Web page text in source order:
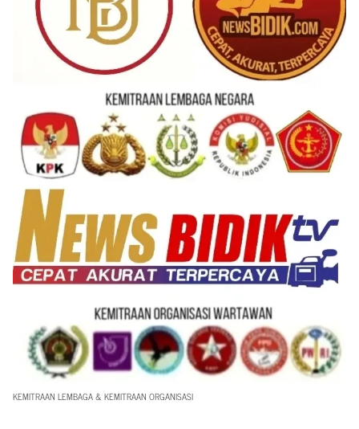
KEMITRAAN LEMBAGA & KEMITRAAN ORGANISASI